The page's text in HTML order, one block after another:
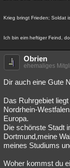
Krieg bringt Frieden; Soldat
Ich bin eim heftiger Feind,
Obrien
ehemaliges
Dir auch eine Gute
Das Ruhrgebiet
Nordrhein-
Europa.
Die schönste Stadt
Dortmund,meine
meines Studiums
Woher kommst du